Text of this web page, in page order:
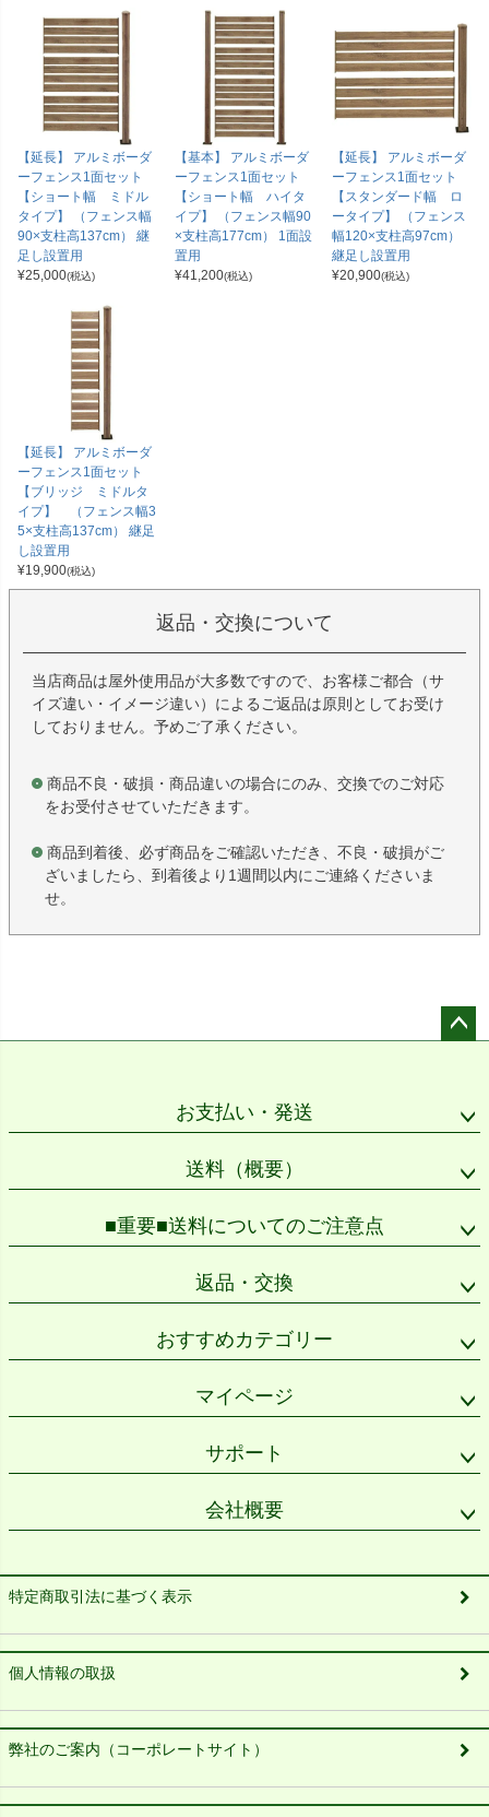
【延長】 アルミボーダ
ーフェンス1面セット
【ショート幅 ミドル
タイプ】 （フェンス幅
90×支柱高137cm） 継
足し設置用
¥25,000(税込)
【基本】 アルミボーダ
ーフェンス1面セット
【ショート幅 ハイタ
イプ】 （フェンス幅90
×支柱高177cm） 1面設
置用
¥41,200(税込)
【延長】 アルミボーダ
ーフェンス1面セット
【スタンダード幅 ロ
ータイプ】 （フェンス
幅120×支柱高97cm）
継足し設置用
¥20,900(税込)
【延長】 アルミボーダ
ーフェンス1面セット
【ブリッジ ミドルタ
イプ】 （フェンス幅3
5×支柱高137cm） 継足
し設置用
¥19,900(税込)
返品・交換について
当店商品は屋外使用品が大多数ですので、お客様ご都合（サ
イズ違い・イメージ違い）によるご返品は原則としてお受け
しておりません。予めご了承ください。
商品不良・破損・商品違いの場合にのみ、交換でのご対応
をお受付させていただきます。
商品到着後、必ず商品をご確認いただき、不良・破損がご
ざいましたら、到着後より1週間以内にご連絡くださいま
せ。
お支払い・発送
送料（概要）
■重要■送料についてのご注意点
返品・交換
おすすめカテゴリー
マイページ
サポート
会社概要
特定商取引法に基づく表示
個人情報の取扱
弊社のご案内（コーポレートサイト）